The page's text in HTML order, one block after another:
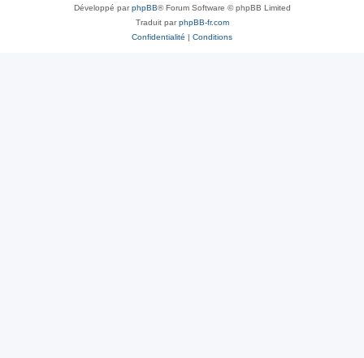
Développé parphpBB® Forum Software © phpBB Limited
Traduit parphpBB-fr.com
Confidentialité | Conditions